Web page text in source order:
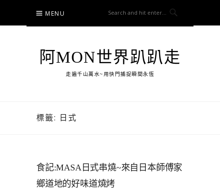
content
MENU
阿MON世界趴趴走
走遍千山萬水~用快門捕捉瞬間永恆
標籤: 日式
食記:MASA日式串燒~來自日本師傅家
鄉道地的好味道燒烤